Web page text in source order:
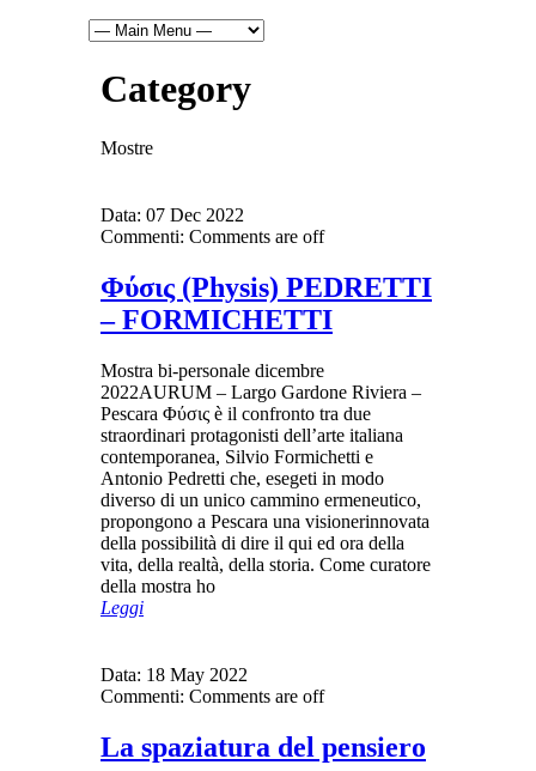
Category
Mostre
Data: 07 Dec 2022
Commenti: Comments are off
Φύσις (Physis) PEDRETTI
– FORMICHETTI
Mostra bi-personale dicembre
2022AURUM – Largo Gardone Riviera –
Pescara Φύσις è il confronto tra due
straordinari protagonisti dell’arte italiana
contemporanea, Silvio Formichetti e
Antonio Pedretti che, esegeti in modo
diverso di un unico cammino ermeneutico,
propongono a Pescara una visionerinnovata
della possibilità di dire il qui ed ora della
vita, della realtà, della storia. Come curatore
della mostra ho
Leggi
Data: 18 May 2022
Commenti: Comments are off
La spaziatura del pensiero